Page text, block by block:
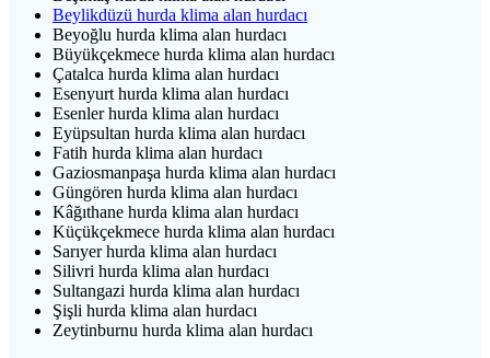
Beylikdüzü hurda klima alan hurdacı
Beyoğlu hurda klima alan hurdacı
Büyükçekmece hurda klima alan hurdacı
Çatalca hurda klima alan hurdacı
Esenyurt hurda klima alan hurdacı
Esenler hurda klima alan hurdacı
Eyüpsultan hurda klima alan hurdacı
Fatih hurda klima alan hurdacı
Gaziosmanpaşa hurda klima alan hurdacı
Güngören hurda klima alan hurdacı
Kâğıthane hurda klima alan hurdacı
Küçükçekmece hurda klima alan hurdacı
Sarıyer hurda klima alan hurdacı
Silivri hurda klima alan hurdacı
Sultangazi hurda klima alan hurdacı
Şişli hurda klima alan hurdacı
Zeytinburnu hurda klima alan hurdacı